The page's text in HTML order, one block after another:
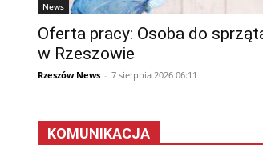
News
Oferta pracy: Osoba do
w Rzeszowie
Rzeszów News - 7 sierpnia 2026 06:11
KOMUNIKACJA